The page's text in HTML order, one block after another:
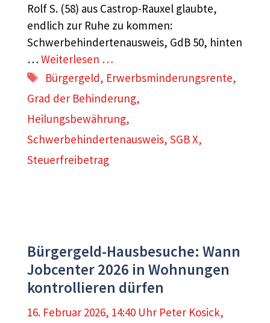
Rolf S. (58) aus Castrop-Rauxel glaubte,
endlich zur Ruhe zu kommen:
Schwerbehindertenausweis, GdB 50, hinten
… Weiterlesen …
Schlagwörter
Bürgergeld, Erwerbsminderungsrente,
Grad der Behinderung,
Heilungsbewährung,
Schwerbehindertenausweis, SGB X,
Steuerfreibetrag
Bürgergeld-Hausbesuche: Wann
Jobcenter 2026 in Wohnungen
kontrollieren dürfen
16. Februar 2026, 14:40 Uhr Peter Kosick,